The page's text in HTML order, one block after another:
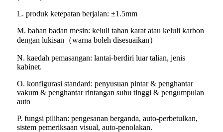
L. produk ketepatan berjalan: ±1.5mm
M. bahan badan mesin: keluli tahan karat atau keluli karbon
dengan lukisan（warna boleh disesuaikan）
N. kaedah pemasangan: lantai-berdiri luar talian, jenis
kabinet.
O. konfigurasi standard: penyusuan pintar & penghantar
vakum & penghantar rintangan suhu tinggi & pengumpulan
auto
P. fungsi pilihan: pengesanan berganda, auto-perbetulkan,
sistem pemeriksaan visual, auto-penolakan.